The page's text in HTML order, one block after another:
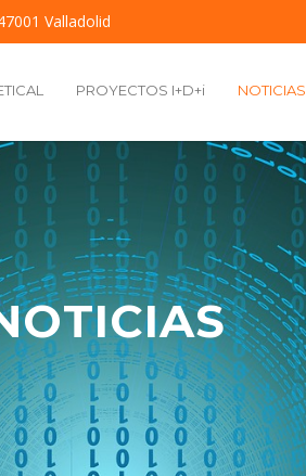
Valladolid
PROYECTOS I+D+i NOTICIAS